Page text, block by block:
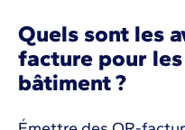
Quels sont les
facture pour
bâtiment ?